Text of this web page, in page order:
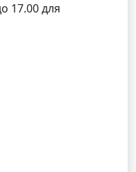
17.00 для